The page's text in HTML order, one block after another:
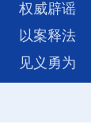
权威辟谣
以案释法
见义勇为